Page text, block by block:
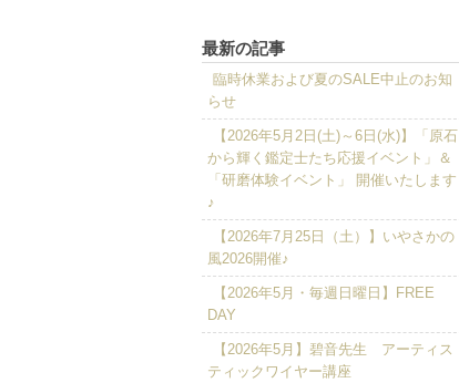
最新の記事
臨時休業および夏のSALE中止のお知
らせ
【2026年5月2日(土)～6日(水)】「原石
から輝く鑑定士たち応援イベント」＆
「研磨体験イベント」 開催いたします
♪
【2026年7月25日（土）】いやさかの
風2026開催♪
【2026年5月・毎週日曜日】FREE
DAY
【2026年5月】碧音先生 アーティス
ティックワイヤー講座